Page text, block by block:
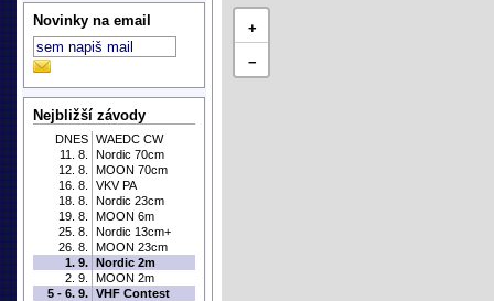
Novinky na email
Nejbližší závody
DNES WAEDC CW
11. 8.
Nordic 70cm
12. 8.
MOON 70cm
16. 8.
VKV PA
18. 8.
Nordic 23cm
19. 8.
MOON 6m
25. 8.
Nordic 13cm+
26. 8.
MOON 23cm
1. 9. Nordic 2m
2. 9.
MOON 2m
5 - 6. 9. VHF Contest
+
−